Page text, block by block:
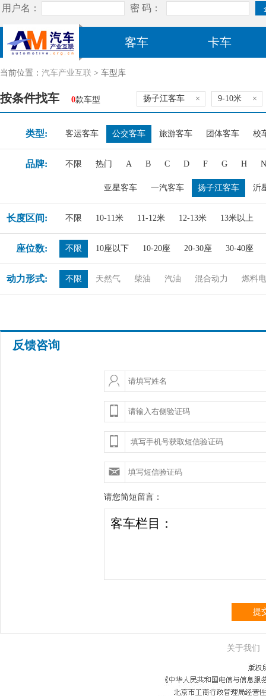
客车 卡车
当前位置： 汽车产业互联 > 车型库
按条件找车 0款车型 扬子江客车 × 9-10米 ×
类型: 客运客车 公交客车 旅游客车 团体客车 校
品牌: 不限 热门 A B C D F G H N
亚星客车 一汽客车 扬子江客车 沂
长度区间: 不限 10-11米 11-12米 12-13米 13米以上
座位数: 不限 10座以下 10-20座 20-30座 30-40座
动力形式: 不限 天然气 柴油 汽油 混合动力 燃料
反馈咨询
请您简短留言：
提
关于我们